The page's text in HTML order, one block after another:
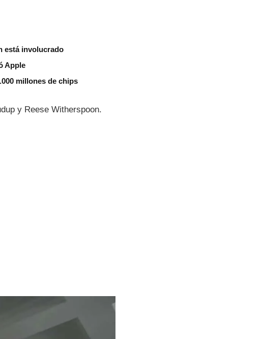
está involucrado
Apple
millones de chips
y Reese Witherspoon.